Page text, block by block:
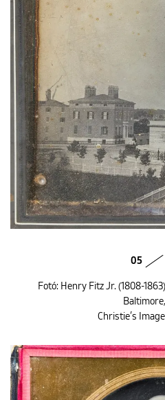
05
Fotó: Henry Fitz Jr. (1808-
Baltimore,
Christie’s